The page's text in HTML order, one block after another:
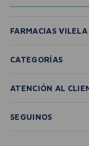
FARMACIAS VILELA
CATEGORÍAS
ATENCIÓN AL
SEGUINOS